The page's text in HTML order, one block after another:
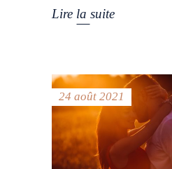
Lire la suite
24 août 2021